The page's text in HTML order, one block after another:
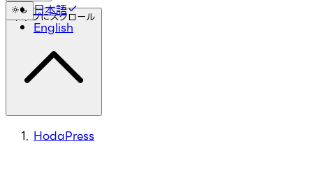
日本語
English
トップにスクロール
HodaPress